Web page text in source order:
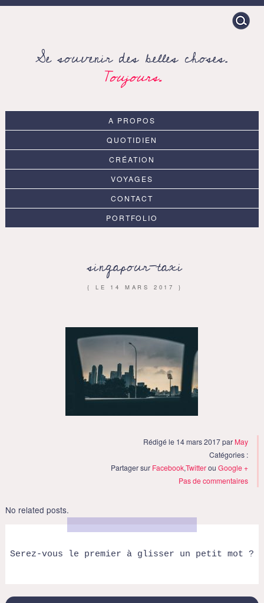
Search
for:
Se souvenir des belles choses.
Toujours.
A PROPOS
QUOTIDIEN
CRÉATION
VOYAGES
CONTACT
PORTFOLIO
singapour-taxi
{ LE 14 MARS 2017 }
Rédigé le 14 mars 2017 par May
Catégories :
Partager sur Facebook,TwitterouGoogle +
Pas de commentaires
No related posts.
Serez-vous le premier à glisser un petit mot ?